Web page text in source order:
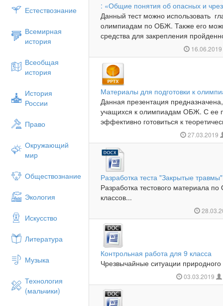
Естествознание
Всемирная
история
Всеобщая
история
История
России
Право
Окружающий
мир
Обществознание
Экология
Искусство
Литература
Музыка
Технология
(мальчики)
: «Общие понятия об опасных и
Данный тест можно использовать
олимпиадам по ОБЖ. Также его
средства для закрепления
Материалы для подготовки к
Данная презентация
учащихся к олимпиадам ОБЖ. С ее
эффективно готовиться к
27.03.2019
Разработка теста "Закрытые травмы"
Разработка тестового материала
классов...
Контрольная работа для 9 класса
Чрезвычайные ситуации природного
03.03.2019